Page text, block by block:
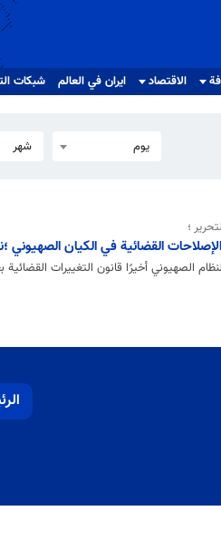
الاقتصاد ايران في العالم شبکات
يوم شهر
؛
الإصلاحات القضائية في الكيان
قانون التغييرات القضائية بعد أكثر من 7 أشهر من الخلاف والاشتباك بين الحكومة برئاسة نتنياهو